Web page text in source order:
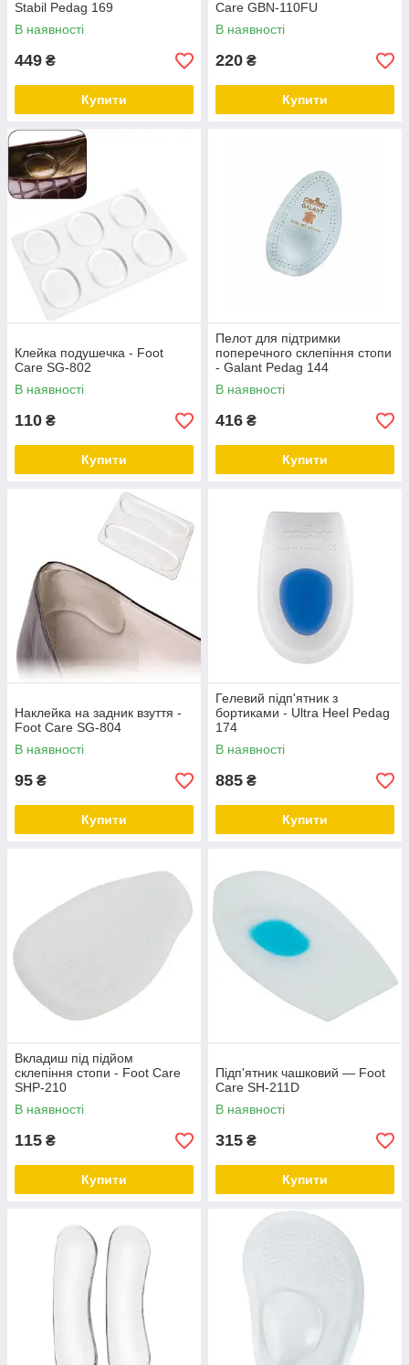
Stabil Pedag 169
В наявності
449 ₴
Купити
Care GBN-110FU
В наявності
220 ₴
Купити
Клейка подушечка - Foot
Care SG-802
В наявності
110 ₴
Купити
Пелот для підтримки
поперечного склепіння стопи
- Galant Pedag 144
В наявності
416 ₴
Купити
Наклейка на задник взуття -
Foot Care SG-804
В наявності
95 ₴
Купити
Гелевий підп'ятник з
бортиками - Ultra Heel Pedag
174
В наявності
885 ₴
Купити
Вкладиш під підйом
склепіння стопи - Foot Care
SHP-210
В наявності
115 ₴
Купити
Підп'ятник чашковий — Foot
Care SH-211D
В наявності
315 ₴
Купити